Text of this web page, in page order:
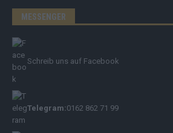
MESSENGER
Schreib uns auf Facebook
Telegram:0162 862 71 99